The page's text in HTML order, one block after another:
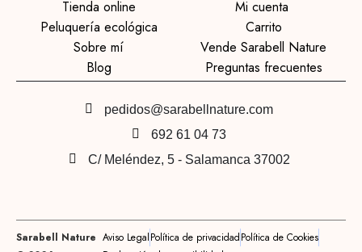
Tienda online
Peluquería ecológica
Sobre mí
Blog
Mi cuenta
Carrito
Vende Sarabell Nature
Preguntas frecuentes
pedidos@sarabellnature.com
692 61 04 73
C/ Meléndez, 5 - Salamanca 37002
Sarabell Nature Aviso LegalPolítica de privacidadPolítica de Cookies